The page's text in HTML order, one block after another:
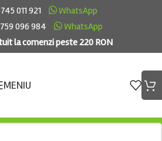
011 921
WhatsApp
096 984
WhatsApp
la comenzi peste 220 RON
MENIU